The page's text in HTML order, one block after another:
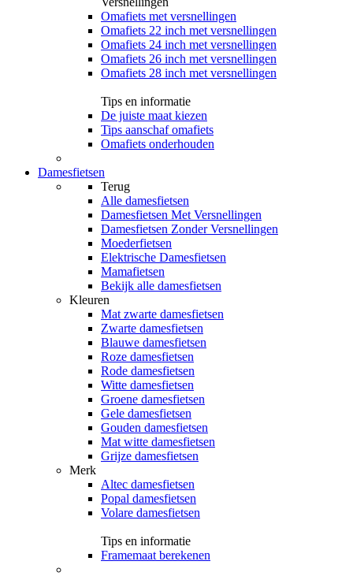
Omafiets met versnellingen
Omafiets 22 inch met versnellingen
Omafiets 24 inch met versnellingen
Omafiets 26 inch met versnellingen
Omafiets 28 inch met versnellingen
Tips en informatie
De juiste maat kiezen
Tips aanschaf omafiets
Omafiets onderhouden
Damesfietsen
Terug
Alle damesfietsen
Damesfietsen Met Versnellingen
Damesfietsen Zonder Versnellingen
Moederfietsen
Elektrische Damesfietsen
Mamafietsen
Bekijk alle damesfietsen
Kleuren
Mat zwarte damesfietsen
Zwarte damesfietsen
Blauwe damesfietsen
Roze damesfietsen
Rode damesfietsen
Witte damesfietsen
Groene damesfietsen
Gele damesfietsen
Gouden damesfietsen
Mat witte damesfietsen
Grijze damesfietsen
Merk
Altec damesfietsen
Popal damesfietsen
Volare damesfietsen
Tips en informatie
Framemaat berekenen